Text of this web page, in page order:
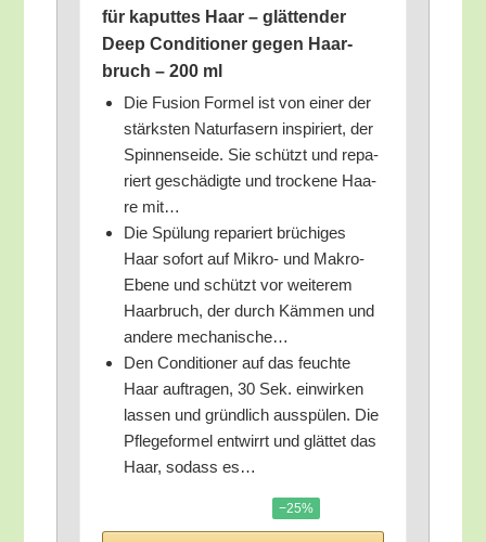
für kaput­tes Haar – glät­ten­der
Deep Con­di­tio­ner gegen Haar­
bruch – 200 ml
Die Fusi­on For­mel ist von einer der
stärks­ten Natur­fa­sern inspi­riert, der
Spin­nen­sei­de. Sie schützt und repa­
riert geschä­dig­te und tro­cke­ne Haa­
re mit…
Die Spü­lung repa­riert brü­chi­ges
Haar sofort auf Mikro- und Makro-
Ebe­ne und schützt vor wei­te­rem
Haar­bruch, der durch Käm­men und
ande­re mechanische…
Den Con­di­tio­ner auf das feuch­te
Haar auf­tra­gen, 30 Sek. ein­wir­ken
las­sen und gründ­lich aus­spü­len. Die
Pfle­ge­for­mel ent­wirrt und glät­tet das
Haar, sodass es…
−25%